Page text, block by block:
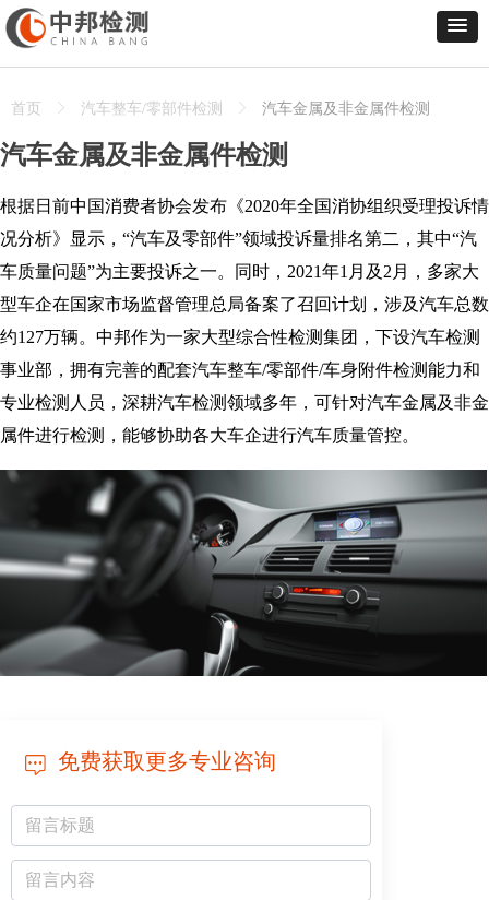
首页 ꁕ 汽车整车/零部件检测 ꁕ 汽车金属及非金属件检测
汽车金属及非金属件检测
根据日前中国消费者协会发布《2020年全国消协组织受理投诉情
况分析》显示，“汽车及零部件”领域投诉量排名第二，其中“汽
车质量问题”为主要投诉之一。同时，2021年1月及2月，多家大
型车企在国家市场监督管理总局备案了召回计划，涉及汽车总数
约127万辆。中邦作为一家大型综合性检测集团，下设汽车检测
事业部，拥有完善的配套汽车整车/零部件/车身附件检测能力和
专业检测人员，深耕汽车检测领域多年，可针对汽车金属及非金
属件进行检测，能够协助各大车企进行汽车质量管控。
免费获取更多专业咨询